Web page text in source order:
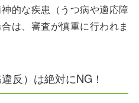
的な疾患（うつ病や適応障
は、審査が慎重に行われま
反）は絶対にNG！